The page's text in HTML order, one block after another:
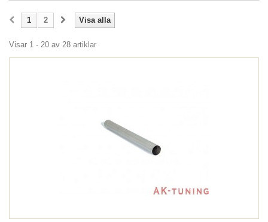
Visa alla
1 2
Visar 1 - 20 av 28 artiklar